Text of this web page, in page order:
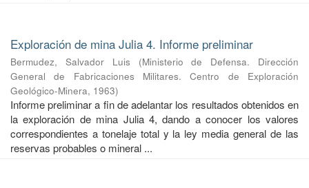
Exploración de mina Julia 4. Informe preliminar
Bermudez, Salvador Luis (Ministerio de Defensa. Dirección
General de Fabricaciones Militares. Centro de Exploración
Geológico-Minera, 1963)
Informe preliminar a fin de adelantar los resultados obtenidos en
la exploración de mina Julia 4, dando a conocer los valores
correspondientes a tonelaje total y la ley media general de las
reservas probables o mineral ...